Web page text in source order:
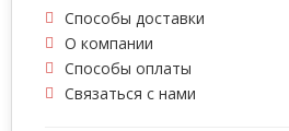
Способы доставки
О компании
Способы оплаты
Связаться с нами